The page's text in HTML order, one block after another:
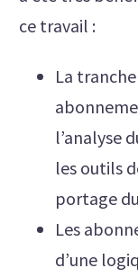
ce travail :
La
l’analyse
les outils
portage
Les
d’une